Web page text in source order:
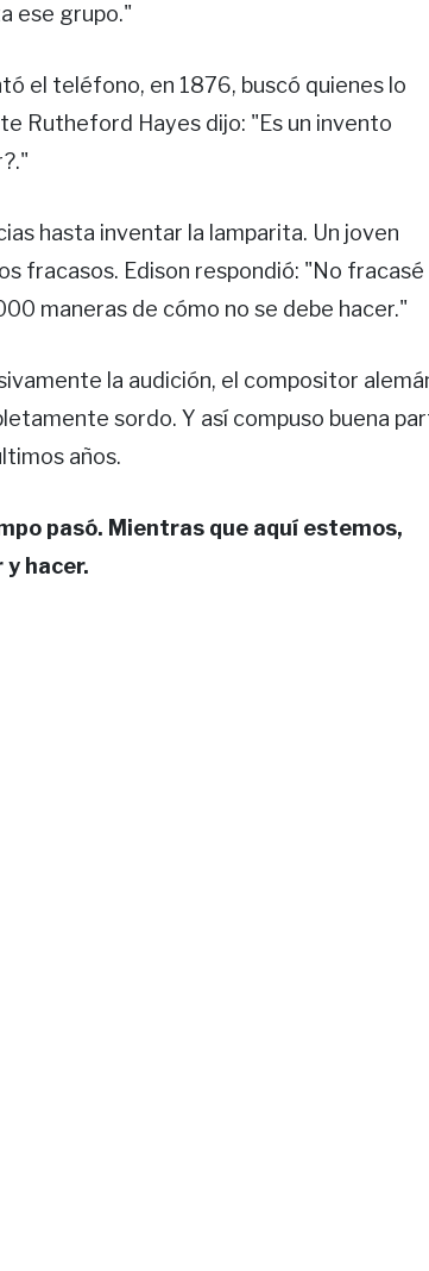
ese grupo."
el teléfono, en 1876, buscó quienes lo
Rutheford Hayes dijo: "Es un invento
hasta inventar la lamparita. Un joven
fracasos. Edison respondió: "No fracasé
maneras de cómo no se debe hacer."
la audición, el compositor
sordo. Y así compuso buena
años.
pasó. Mientras que aquí estemos,
hacer.